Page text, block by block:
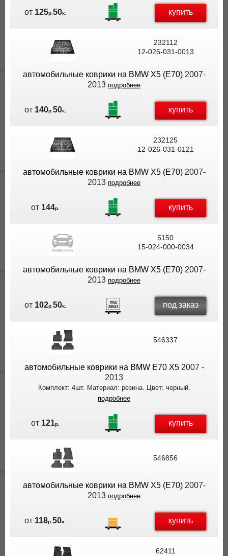
от 125р. 50к. купить
232112
12-026-031-0013
автомобильные коврики на BMW X5 (E70)2007-
2013 подробнее
от 140р. 50к. купить
232125
12-026-031-0121
автомобильные коврики на BMW X5 (E70)2007-
2013 подробнее
от 144р. купить
5150
15-024-000-0034
автомобильные коврики на BMW X5 (E70)2007-
2013 подробнее
от 102р. 50к. под заказ
546337
автомобильные коврики на BMW E70 X52007 -
2013
Комплект: 4шт. Материал: резина. Цвет: черный.
подробнее
от 121р. купить
546856
автомобильные коврики на BMW X5 (E70)2007-
2013 подробнее
от 118р.50к. купить
62411